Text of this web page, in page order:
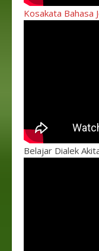
Kosakata Bahasa
Belajar Dialek